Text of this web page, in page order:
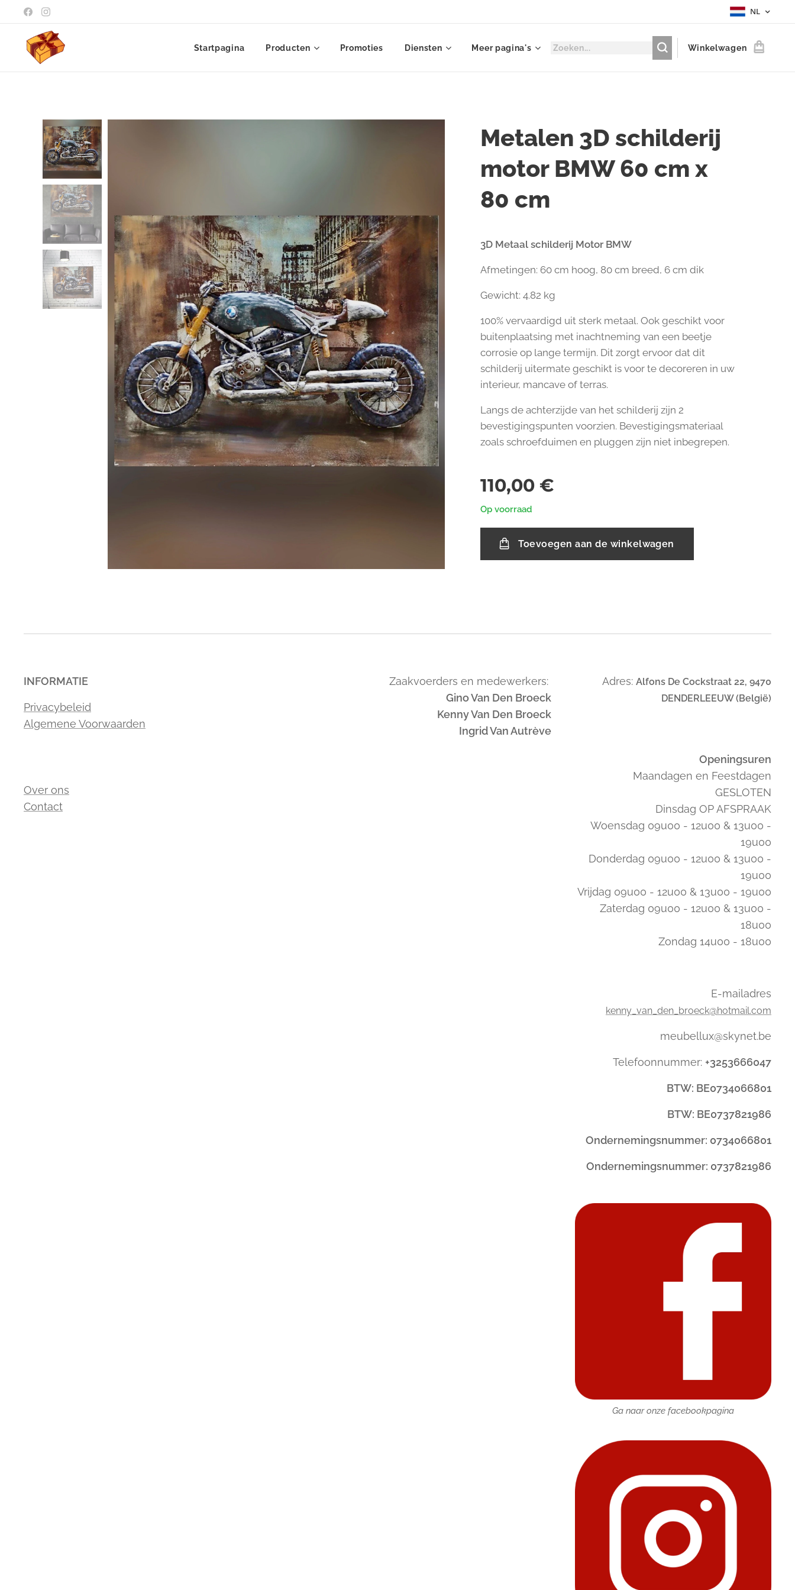
NL
Startpagina Producten Promoties Diensten Meer pagina's Winkelwagen
Metalen 3D schilderij
motor BMW 60 cm x
80 cm
3D Metaal schilderij Motor BMW
Afmetingen: 60 cm hoog, 80 cm breed, 6 cm dik
Gewicht: 4.82 kg
100% vervaardigd uit sterk metaal. Ook geschikt voor
buitenplaatsing met inachtneming van een beetje
corrosie op lange termijn. Dit zorgt ervoor dat dit
schilderij uitermate geschikt is voor te decoreren in uw
interieur, mancave of terras.
Langs de achterzijde van het schilderij zijn 2
bevestigingspunten voorzien. Bevestigingsmateriaal
zoals schroefduimen en pluggen zijn niet inbegrepen.
110,00 €
Op voorraad
Toevoegen aan de winkelwagen
INFORMATIE
Privacybeleid
Algemene Voorwaarden
Over ons
Contact
Zaakvoerders en medewerkers:
Gino Van Den Broeck
Kenny Van Den Broeck
Ingrid Van Autrève
Adres: Alfons De Cockstraat 22, 9470
DENDERLEEUW (België)
Openingsuren
Maandagen en Feestdagen
GESLOTEN
Dinsdag OP AFSPRAAK
Woensdag 09u00 - 12u00 & 13u00 -
19u00
Donderdag 09u00 - 12u00 & 13u00 -
19u00
Vrijdag 09u00 - 12u00 & 13u00 - 19u00
Zaterdag 09u00 - 12u00 & 13u00 -
18u00
Zondag 14u00 - 18u00
E-mailadres
kenny_van_den_broeck@hotmail.com
meubellux@skynet.be
Telefoonnummer: +3253666047
BTW: BE0734066801
BTW: BE0737821986
Ondernemingsnummer: 0734066801
Ondernemingsnummer: 0737821986
Ga naar onze facebookpagina